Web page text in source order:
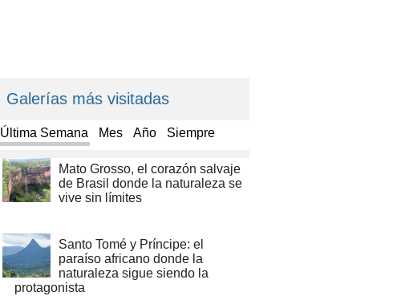
Galerías más visitadas
Última Semana Mes Año Siempre
Mato Grosso, el corazón salvaje
de Brasil donde la naturaleza se
vive sin límites
Santo Tomé y Príncipe: el
paraíso africano donde la
naturaleza sigue siendo la
protagonista